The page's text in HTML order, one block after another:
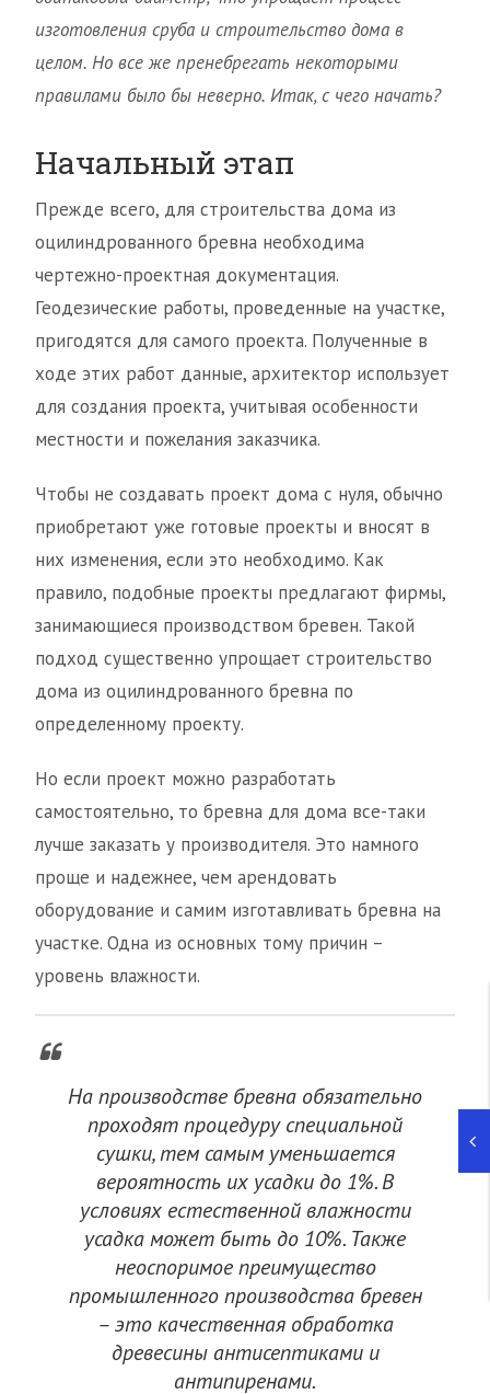
изготовления сруба и строительство дома в
целом. Но все же пренебрегать некоторыми
правилами было бы неверно. Итак, с чего начать?
Начальный этап
Прежде всего, для строительства дома из
оцилиндрованного бревна необходима
чертежно-проектная документация.
Геодезические работы, проведенные на участке,
пригодятся для самого проекта. Полученные в
ходе этих работ данные, архитектор использует
для создания проекта, учитывая особенности
местности и пожелания заказчика.
Чтобы не создавать проект дома с нуля, обычно
приобретают уже готовые проекты и вносят в
них изменения, если это необходимо. Как
правило, подобные проекты предлагают фирмы,
занимающиеся производством бревен. Такой
подход существенно упрощает строительство
дома из оцилиндрованного бревна по
определенному проекту.
Но если проект можно разработать
самостоятельно, то бревна для дома все-таки
лучше заказать у производителя. Это намного
проще и надежнее, чем арендовать
оборудование и самим изготавливать бревна на
участке. Одна из основных тому причин –
уровень влажности.
На производстве бревна обязательно
проходят процедуру специальной
сушки, тем самым уменьшается
вероятность их усадки до 1%. В
условиях естественной влажности
усадка может быть до 10%. Также
неоспоримое преимущество
промышленного производства бревен
– это качественная обработка
древесины антисептиками и
антипиренами.